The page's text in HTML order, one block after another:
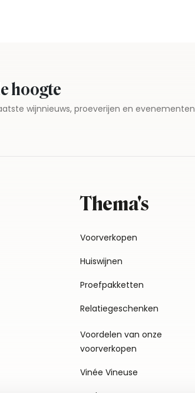
hoogte
wijnnieuws, proeverijen en evenementen
Thema's
Voorverkopen
Huiswijnen
Proefpakketten
Relatiegeschenken
Voordelen van onze
voorverkopen
Vinée Vineuse